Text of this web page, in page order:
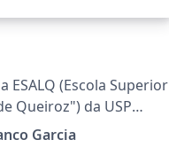
ESALQ (Escola Superior
Queiroz") da USP
Esse template se
tradicional.
Garcia